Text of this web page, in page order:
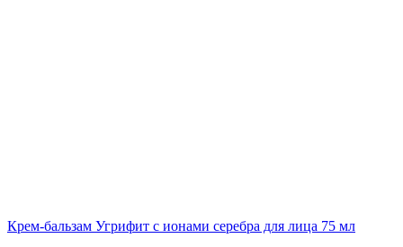
Крем-бальзам Угрифит с ионами серебра для лица 75 мл